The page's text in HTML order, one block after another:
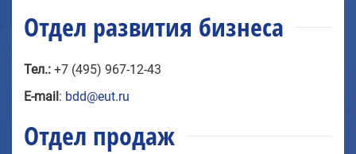
Отдел развития бизнеса
Тел.: +7 (495) 967-12-43
E-mail : bdd@eut.ru
Отдел продаж